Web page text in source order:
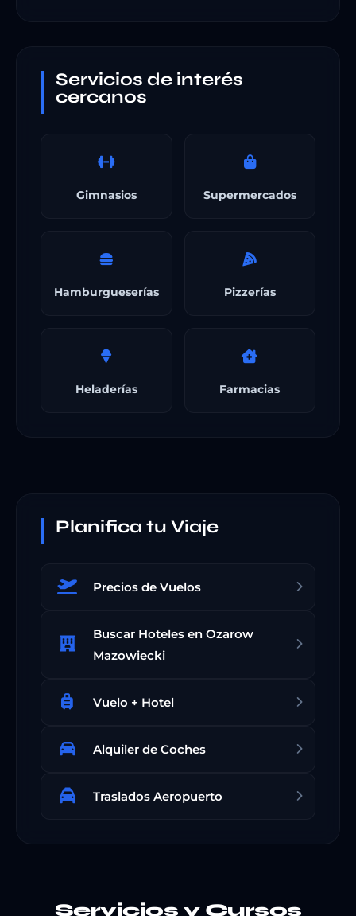
Servicios de interés
cercanos
Gimnasios Supermercados
Hamburgueserías Pizzerías
Heladerías Farmacias
Planifica tu Viaje
Precios de Vuelos
Buscar Hoteles en Ozarow
Mazowiecki
Vuelo + Hotel
Alquiler de Coches
Traslados Aeropuerto
Servicios y Cursos